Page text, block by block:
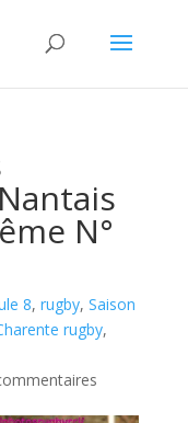
N°
8, rugby, Saison
rugby,